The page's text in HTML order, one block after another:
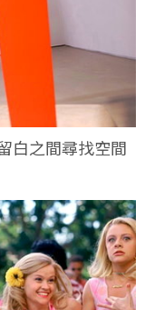
白之間尋找空間